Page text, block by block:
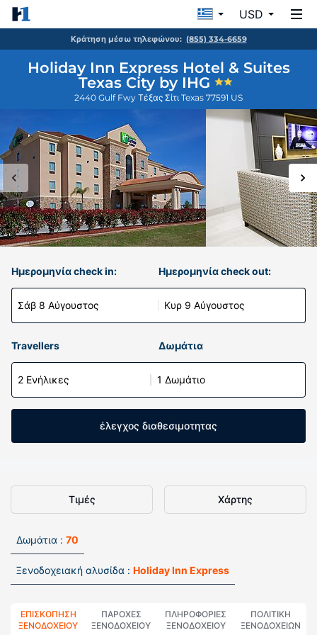
USD
Κράτηση μέσω τηλεφώνου: (855) 334-6659
Holiday Inn Express Hotel & Suites
Texas City by IHG
2440 Gulf Fwy Τέξας ΣίτιTexas 77591 US
Ημερομηνία check in:
Σάβ 8 Αύγουστος
Ημερομηνία check out:
Κυρ 9 Αύγουστος
Travellers Δωμάτια
2 Ενήλικες 1 Δωμάτιο
έλεγχος διαθεσιμοτητας
Τιμές Χάρτης
Δωμάτια : 70
Ξενοδοχειακή αλυσίδα : Holiday Inn Express
ΕΠΙΣΚΌΠΗΣΗ
ΞΕΝΟΔΟΧΕΊΟΥ
ΠΑΡΟΧΕΣ
ΞΕΝΟΔΟΧΕΙΟΥ
ΠΛΗΡΟΦΟΡΊΕΣ
ΞΕΝΟΔΟΧΕΊΟΥ
ΠΟΛΙΤΙΚΗ
ΞΕΝΟΔΟΧΕΊΩΝ